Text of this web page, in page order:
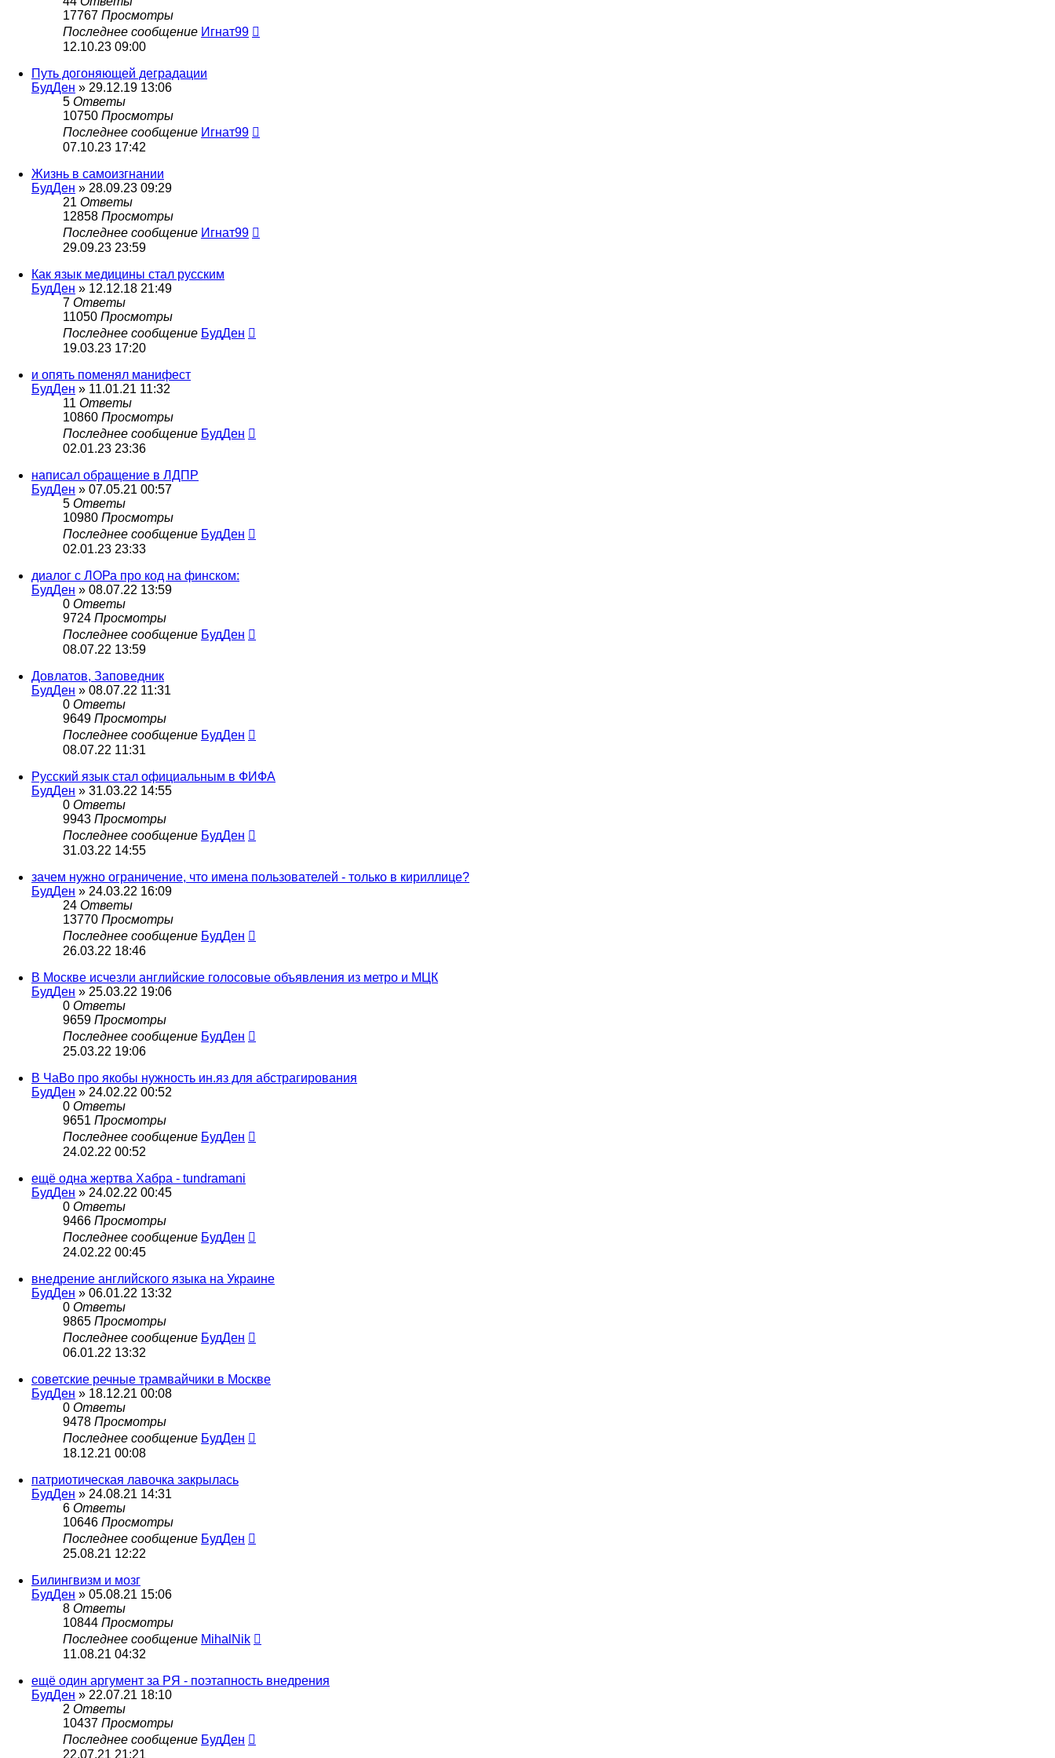
17767 Просмотры
Последнее сообщение Игнат99
12.10.23 09:00
Путь догоняющей деградации
БудДен » 29.12.19 13:06
5 Ответы
10750 Просмотры
Последнее сообщение Игнат99
07.10.23 17:42
Жизнь в самоизгнании
БудДен » 28.09.23 09:29
21 Ответы
12858 Просмотры
Последнее сообщение Игнат99
29.09.23 23:59
Как язык медицины стал русским
БудДен » 12.12.18 21:49
7 Ответы
11050 Просмотры
Последнее сообщение БудДен
19.03.23 17:20
и опять поменял манифест
БудДен » 11.01.21 11:32
11 Ответы
10860 Просмотры
Последнее сообщение БудДен
02.01.23 23:36
написал обращение в ЛДПР
БудДен » 07.05.21 00:57
5 Ответы
10980 Просмотры
Последнее сообщение БудДен
02.01.23 23:33
диалог с ЛОРа про код на финском:
БудДен » 08.07.22 13:59
0 Ответы
9724 Просмотры
Последнее сообщение БудДен
08.07.22 13:59
Довлатов, Заповедник
БудДен » 08.07.22 11:31
0 Ответы
9649 Просмотры
Последнее сообщение БудДен
08.07.22 11:31
Русский язык стал официальным в ФИФА
БудДен » 31.03.22 14:55
0 Ответы
9943 Просмотры
Последнее сообщение БудДен
31.03.22 14:55
зачем нужно ограничение, что имена пользователей - только в кириллице?
БудДен » 24.03.22 16:09
24 Ответы
13770 Просмотры
Последнее сообщение БудДен
26.03.22 18:46
В Москве исчезли английские голосовые объявления из метро и МЦК
БудДен » 25.03.22 19:06
0 Ответы
9659 Просмотры
Последнее сообщение БудДен
25.03.22 19:06
В ЧаВо про якобы нужность ин.яз для абстрагирования
БудДен » 24.02.22 00:52
0 Ответы
9651 Просмотры
Последнее сообщение БудДен
24.02.22 00:52
ещё одна жертва Хабра - tundramani
БудДен » 24.02.22 00:45
0 Ответы
9466 Просмотры
Последнее сообщение БудДен
24.02.22 00:45
внедрение английского языка на Украине
БудДен » 06.01.22 13:32
0 Ответы
9865 Просмотры
Последнее сообщение БудДен
06.01.22 13:32
советские речные трамвайчики в Москве
БудДен » 18.12.21 00:08
0 Ответы
9478 Просмотры
Последнее сообщение БудДен
18.12.21 00:08
патриотическая лавочка закрылась
БудДен » 24.08.21 14:31
6 Ответы
10646 Просмотры
Последнее сообщение БудДен
25.08.21 12:22
Билингвизм и мозг
БудДен » 05.08.21 15:06
8 Ответы
10844 Просмотры
Последнее сообщение MihalNik
11.08.21 04:32
ещё один аргумент за РЯ - поэтапность внедрения
БудДен » 22.07.21 18:10
2 Ответы
10437 Просмотры
Последнее сообщение БудДен
22.07.21 21:21